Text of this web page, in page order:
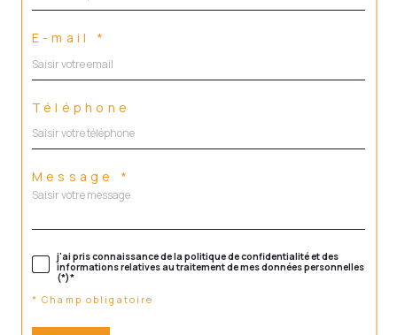
E-mail *
Téléphone
Message *
j'ai pris connaissance de la politique de confidentialité et des
informations relatives au traitement de mes données personnelles
(*)*
* Champ obligatoire